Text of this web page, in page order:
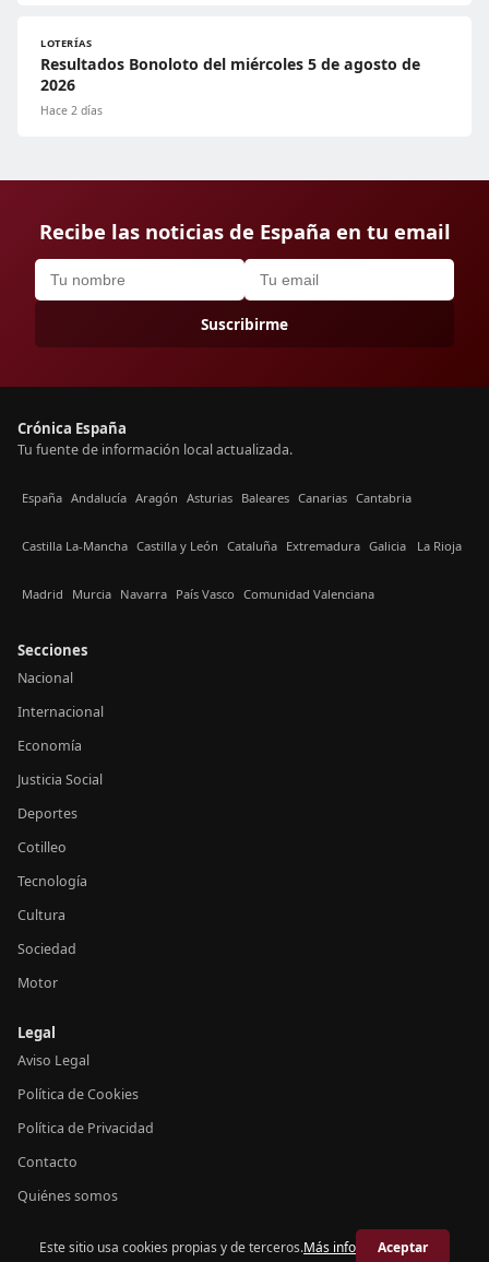
LOTERÍAS
Resultados Bonoloto del miércoles 5 de agosto de
2026
Hace 2 días
Recibe las noticias de España en tu email
Suscribirme
Crónica España
Tu fuente de información local actualizada.
España Andalucía Aragón Asturias Baleares Canarias Cantabria
Castilla La-Mancha Castilla y León Cataluña Extremadura Galicia La Rioja
Madrid Murcia Navarra País Vasco Comunidad Valenciana
Secciones
Nacional
Internacional
Economía
Justicia Social
Deportes
Cotilleo
Tecnología
Cultura
Sociedad
Motor
Legal
Aviso Legal
Política de Cookies
Política de Privacidad
Contacto
Quiénes somos
© 2026 Crónica España
Este sitio usa cookies propias y de terceros.Más info Aceptar